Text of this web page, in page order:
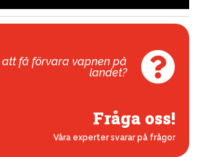
få förvara vapnen på
landet?
Fråga oss!
Våra experter svarar på frågor